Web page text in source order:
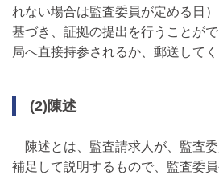
れない場合は監査委員が定める日
基づき、証拠の提出を行うことが
局へ直接持参されるか、郵送してく
(2)陳述
陳述とは、監査請求人が、監査
補足して説明するもので、監査委